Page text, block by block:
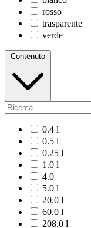
rosso
trasparente
verde
Contenuto
0.4 l
0.5 l
0.25 l
1.0 l
4.0
5.0 l
20.0 l
60.0 l
208.0 l